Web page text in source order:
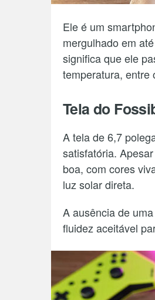
Ele é um
mergulhado em
significa que ele
temperatura, entre
Tela do
A tela de 6,7
satisfatória.
boa, com cores
luz solar direta.
A ausência de
fluidez aceitável